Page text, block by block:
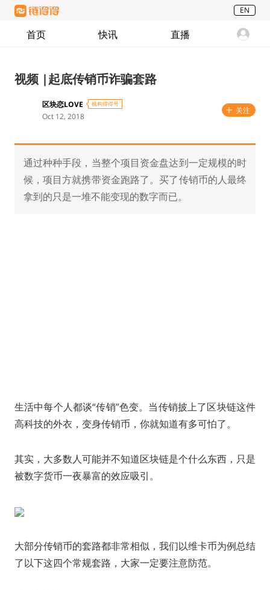
EN
首页 快讯 直播
视频 |起底传销币诈骗套路
区块恋LOVE 机构得得号
Oct 12, 2018
关注
通过种种手段，当整个项目资金盘达到一定规模的时
候，项目方就携带资金跑路了。买了传销币的人最终
拿到的只是一堆不能变现的数字而已。
生活中每个人都谈“传销”色变。当传销披上了区块链这件
高科技的外衣，变身传销币，你就知道有多可怕了。
其实，大多数人可能并不知道区块链是个什么东西，只是
被数字货币一夜暴富的效应吸引。
大部分传销币的套路都非常相似，我们以维卡币为例总结
了以下这四个常规套路，大家一定要注意防范。